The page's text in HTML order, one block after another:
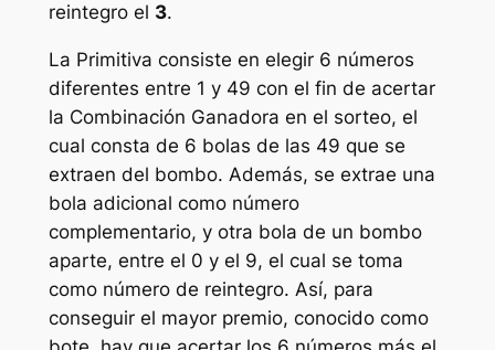
reintegro el 3.
La Primitiva consiste en elegir 6 números
diferentes entre 1 y 49 con el fin de acertar
la Combinación Ganadora en el sorteo, el
cual consta de 6 bolas de las 49 que se
extraen del bombo. Además, se extrae una
bola adicional como número
complementario, y otra bola de un bombo
aparte, entre el 0 y el 9, el cual se toma
como número de reintegro. Así, para
conseguir el mayor premio, conocido como